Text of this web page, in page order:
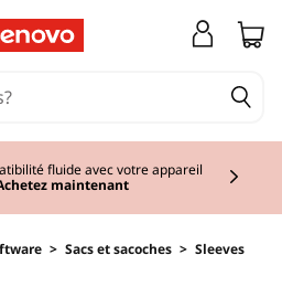
fluide avec votre appareil
maintenant
> Sacs et sacoches > Sleeves